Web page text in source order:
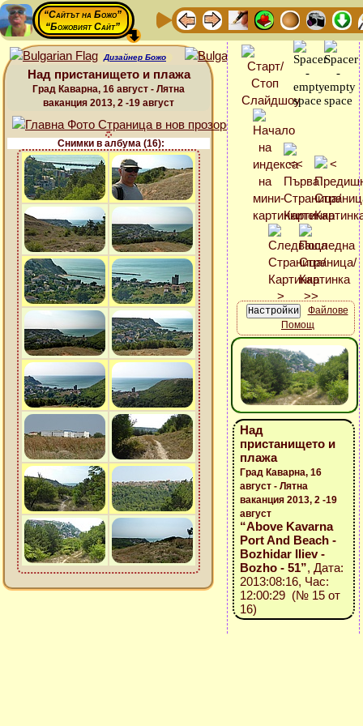
“Сайтът на Божо”
“Божовият Сайт”
Дизайнер Божо
Над пристанището и плажа
Град Каварна, 16 август - Лятна
ваканция 2013, 2 -19 август
Снимки в албума (16):
Файлове
Помощ
Над
пристанището и
плажа
Град Каварна, 16
август - Лятна
ваканция 2013, 2 -19
август
“Above Kavarna
Port And Beach -
Bozhidar Iliev -
Bozho - 51”, Дата:
2013:08:16, Час:
12:00:29 (№ 15 от
16)